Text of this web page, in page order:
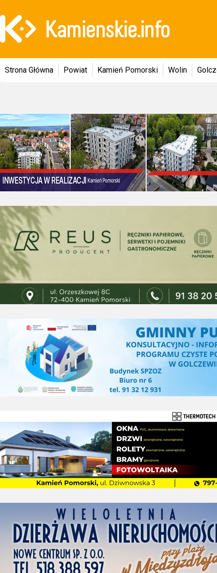
Strona Główna Powiat Kamień Pomorski Wolin